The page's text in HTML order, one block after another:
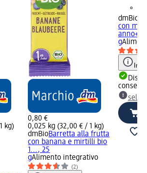
kg)
0,80 €
0,025 kg (32,00 € / 1 kg)
dmBioBarretta alla frutta
con banana e mirtilli bio
1..., 25
gAlimento integrativo
(2)
dmBio
con
anno+,
g